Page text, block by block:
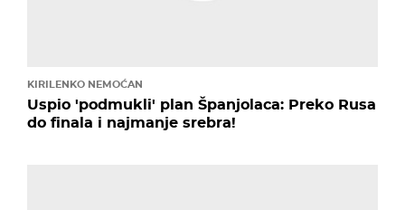
KIRILENKO NEMOĆAN
Uspio 'podmukli' plan Španjolaca: Preko Rusa
do finala i najmanje srebra!